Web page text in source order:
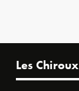
Les Chiroux